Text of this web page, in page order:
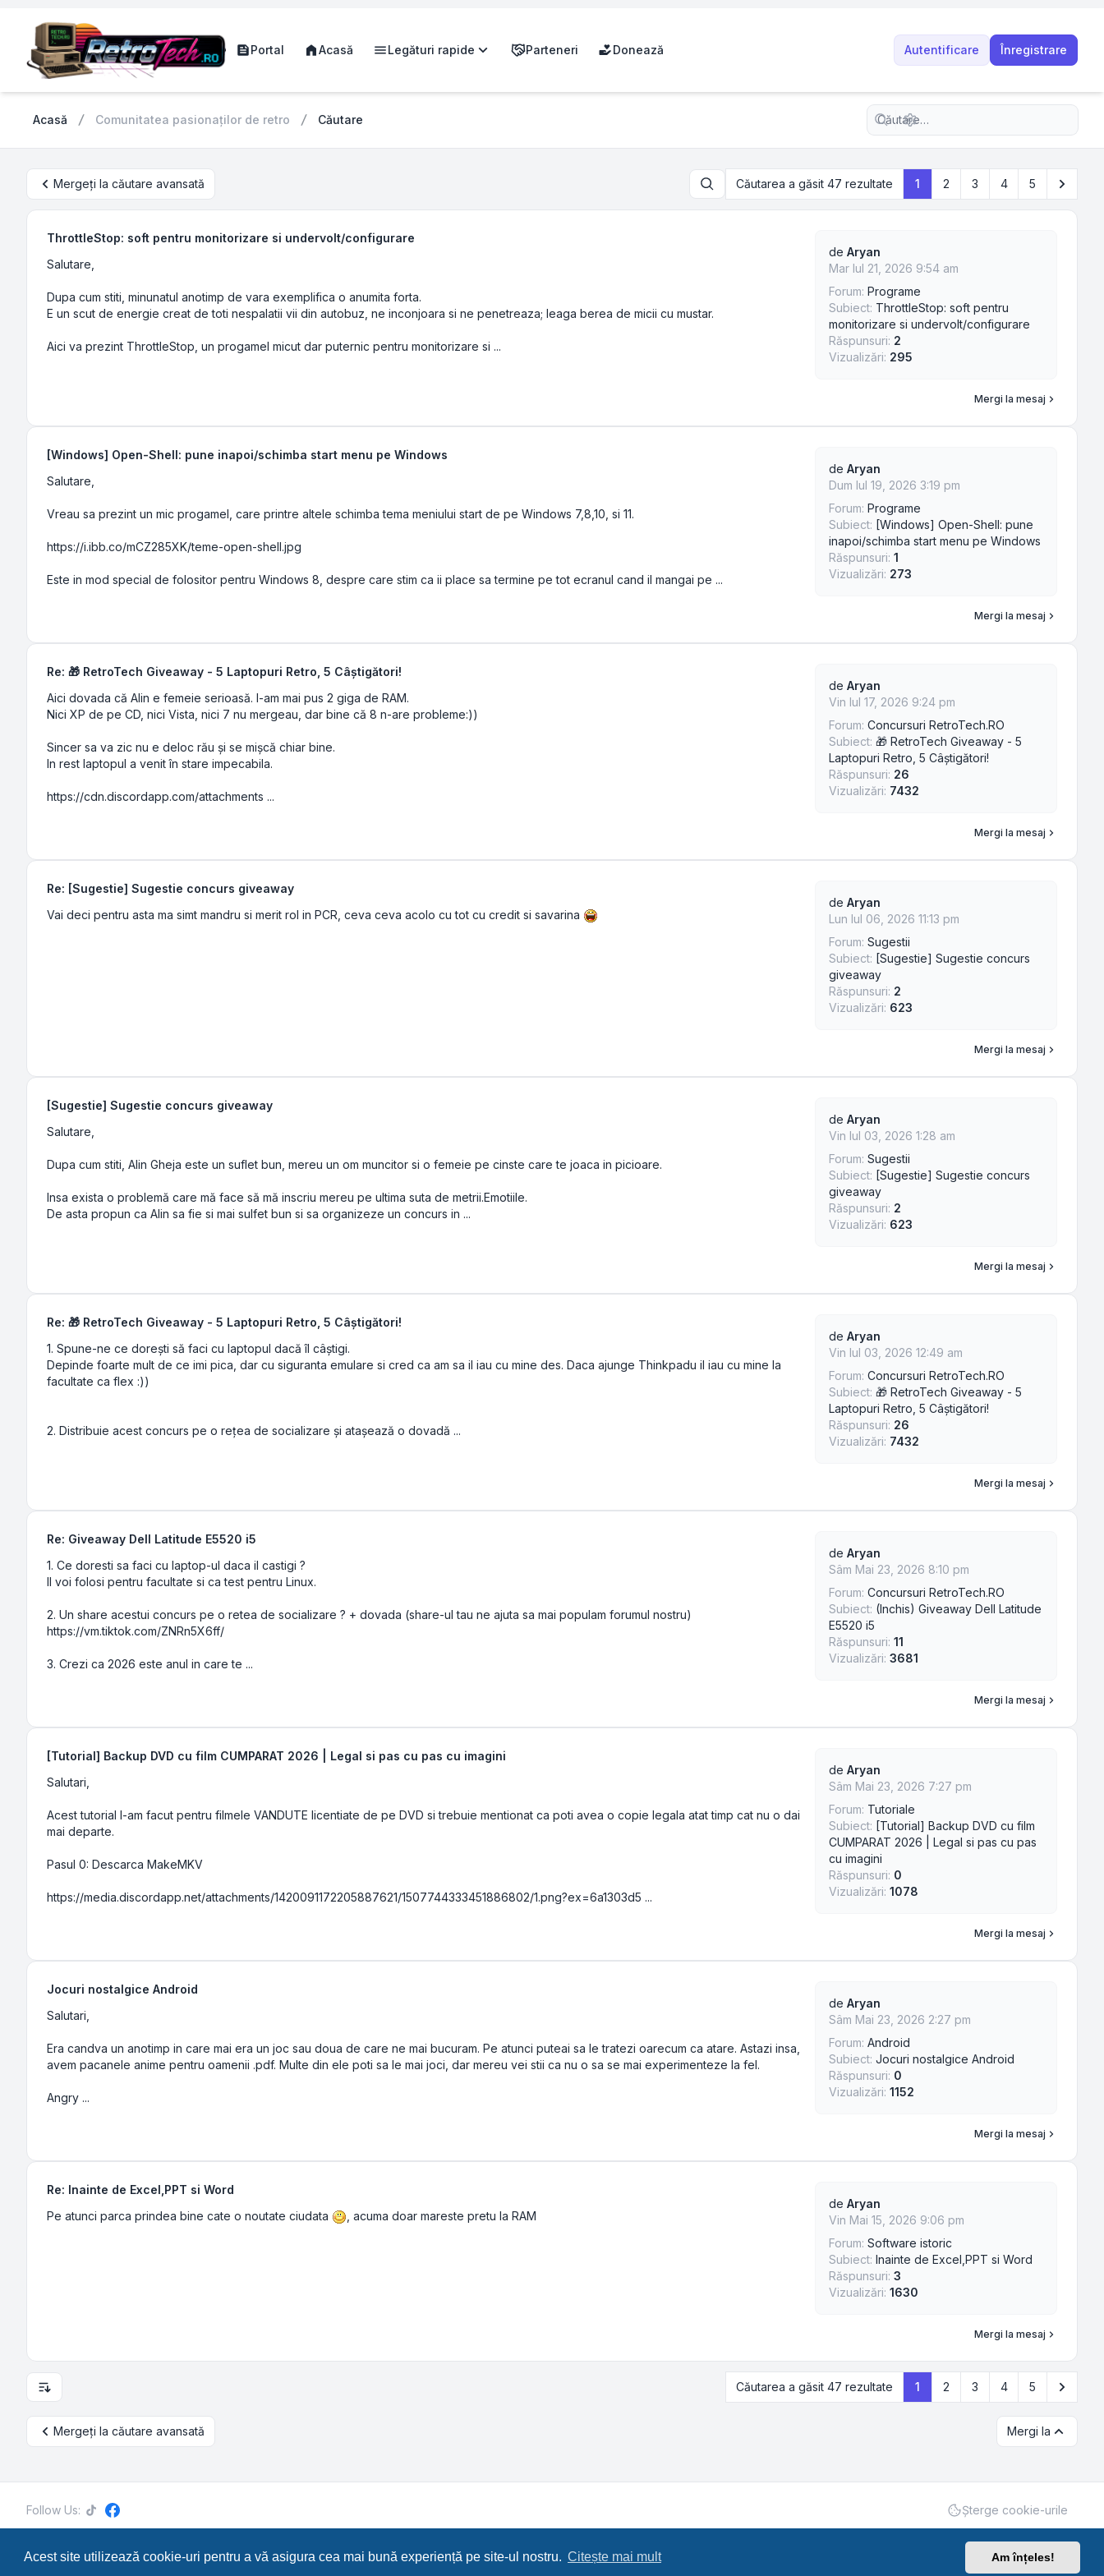
Acest site utilizează cookie-uri pentru a vă asigura cea mai bună experiență pe site-ul nostru. Citește mai mult Am înțeles!
Portal Acasă Legături rapide Parteneri Donează Autentificare Înregistrare
Acasă Comunitatea pasionaților de retro Căutare Căutare avansată
Mergeți la căutare avansată CăutareCăutarea a găsit 47 rezultate 1 2 3 4 5
ThrottleStop: soft pentru monitorizare si undervolt/configurare
Salutare,
Dupa cum stiti, minunatul anotimp de vara exemplifica o anumita forta.
E un scut de energie creat de toti nespalatii vii din autobuz, ne inconjoara si ne penetreaza; leaga berea de micii cu mustar.
Aici va prezint ThrottleStop, un progamel micut dar puternic pentru monitorizare si ...
de Aryan
Mar Iul 21, 2026 9:54 am
Forum: Programe
Subiect: ThrottleStop: soft pentru
monitorizare si undervolt/configurare
Răspunsuri: 2
Vizualizări: 295
Mergi la mesaj
[Windows] Open-Shell: pune inapoi/schimba start menu pe Windows
Salutare,
Vreau sa prezint un mic progamel, care printre altele schimba tema meniului start de pe Windows 7,8,10, si 11.
https://i.ibb.co/mCZ285XK/teme-open-shell.jpg
Este in mod special de folositor pentru Windows 8, despre care stim ca ii place sa termine pe tot ecranul cand il mangai pe ...
de Aryan
Dum Iul 19, 2026 3:19 pm
Forum: Programe
Subiect: [Windows] Open-Shell: pune
inapoi/schimba start menu pe Windows
Răspunsuri: 1
Vizualizări: 273
Mergi la mesaj
Re: 🎁 RetroTech Giveaway - 5 Laptopuri Retro, 5 Câștigători!
Aici dovada că Alin e femeie serioasă. I-am mai pus 2 giga de RAM.
Nici XP de pe CD, nici Vista, nici 7 nu mergeau, dar bine că 8 n-are probleme:))
Sincer sa va zic nu e deloc rău și se mișcă chiar bine.
In rest laptopul a venit în stare impecabila.
https://cdn.discordapp.com/attachments ...
de Aryan
Vin Iul 17, 2026 9:24 pm
Forum: Concursuri RetroTech.RO
Subiect: 🎁 RetroTech Giveaway - 5
Laptopuri Retro, 5 Câștigători!
Răspunsuri: 26
Vizualizări: 7432
Mergi la mesaj
Re: [Sugestie] Sugestie concurs giveaway
Vai deci pentru asta ma simt mandru si merit rol in PCR, ceva ceva acolo cu tot cu credit si savarina
de Aryan
Lun Iul 06, 2026 11:13 pm
Forum: Sugestii
Subiect: [Sugestie] Sugestie concurs
giveaway
Răspunsuri: 2
Vizualizări: 623
Mergi la mesaj
[Sugestie] Sugestie concurs giveaway
Salutare,
Dupa cum stiti, Alin Gheja este un suflet bun, mereu un om muncitor si o femeie pe cinste care te joaca in picioare.
Insa exista o problemă care mă face să mă inscriu mereu pe ultima suta de metrii.Emotiile.
De asta propun ca Alin sa fie si mai sulfet bun si sa organizeze un concurs in ...
de Aryan
Vin Iul 03, 2026 1:28 am
Forum: Sugestii
Subiect: [Sugestie] Sugestie concurs
giveaway
Răspunsuri: 2
Vizualizări: 623
Mergi la mesaj
Re: 🎁 RetroTech Giveaway - 5 Laptopuri Retro, 5 Câștigători!
1. Spune-ne ce dorești să faci cu laptopul dacă îl câștigi.
Depinde foarte mult de ce imi pica, dar cu siguranta emulare si cred ca am sa il iau cu mine des. Daca ajunge Thinkpadu il iau cu mine la
facultate ca flex :))
2. Distribuie acest concurs pe o rețea de socializare și atașează o dovadă ...
de Aryan
Vin Iul 03, 2026 12:49 am
Forum: Concursuri RetroTech.RO
Subiect: 🎁 RetroTech Giveaway - 5
Laptopuri Retro, 5 Câștigători!
Răspunsuri: 26
Vizualizări: 7432
Mergi la mesaj
Re: Giveaway Dell Latitude E5520 i5
1. Ce doresti sa faci cu laptop-ul daca il castigi ?
Il voi folosi pentru facultate si ca test pentru Linux.
2. Un share acestui concurs pe o retea de socializare ? + dovada (share-ul tau ne ajuta sa mai populam forumul nostru)
https://vm.tiktok.com/ZNRn5X6ff/
3. Crezi ca 2026 este anul in care te ...
de Aryan
Sâm Mai 23, 2026 8:10 pm
Forum: Concursuri RetroTech.RO
Subiect: (Inchis) Giveaway Dell Latitude
E5520 i5
Răspunsuri: 11
Vizualizări: 3681
Mergi la mesaj
[Tutorial] Backup DVD cu film CUMPARAT 2026 | Legal si pas cu pas cu imagini
Salutari,
Acest tutorial l-am facut pentru filmele VANDUTE licentiate de pe DVD si trebuie mentionat ca poti avea o copie legala atat timp cat nu o dai
mai departe.
Pasul 0: Descarca MakeMKV
https://media.discordapp.net/attachments/1420091172205887621/1507744333451886802/1.png?ex=6a1303d5 ...
de Aryan
Sâm Mai 23, 2026 7:27 pm
Forum: Tutoriale
Subiect: [Tutorial] Backup DVD cu film
CUMPARAT 2026 | Legal si pas cu pas
cu imagini
Răspunsuri: 0
Vizualizări: 1078
Mergi la mesaj
Jocuri nostalgice Android
Salutari,
Era candva un anotimp in care mai era un joc sau doua de care ne mai bucuram. Pe atunci puteai sa le tratezi oarecum ca atare. Astazi insa,
avem pacanele anime pentru oamenii .pdf. Multe din ele poti sa le mai joci, dar mereu vei stii ca nu o sa se mai experimenteze la fel.
Angry ...
de Aryan
Sâm Mai 23, 2026 2:27 pm
Forum: Android
Subiect: Jocuri nostalgice Android
Răspunsuri: 0
Vizualizări: 1152
Mergi la mesaj
Re: Inainte de Excel,PPT si Word
Pe atunci parca prindea bine cate o noutate ciudata
, acuma doar mareste pretu la RAM
de Aryan
Vin Mai 15, 2026 9:06 pm
Forum: Software istoric
Subiect: Inainte de Excel,PPT si Word
Răspunsuri: 3
Vizualizări: 1630
Mergi la mesaj
Opțiuni de sortare și afișare Căutarea a găsit 47 rezultate 1 2 3 4 5
Mergeți la căutare avansată Mergi la
Follow Us: Şterge cookie-urile
UTC+03:00